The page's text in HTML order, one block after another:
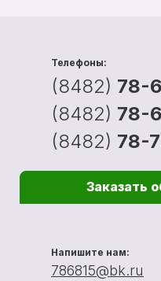
Телефоны:
(8482) 78-
(8482) 78-
(8482) 78-
Заказать
Напишите нам:
786815@bk.ru